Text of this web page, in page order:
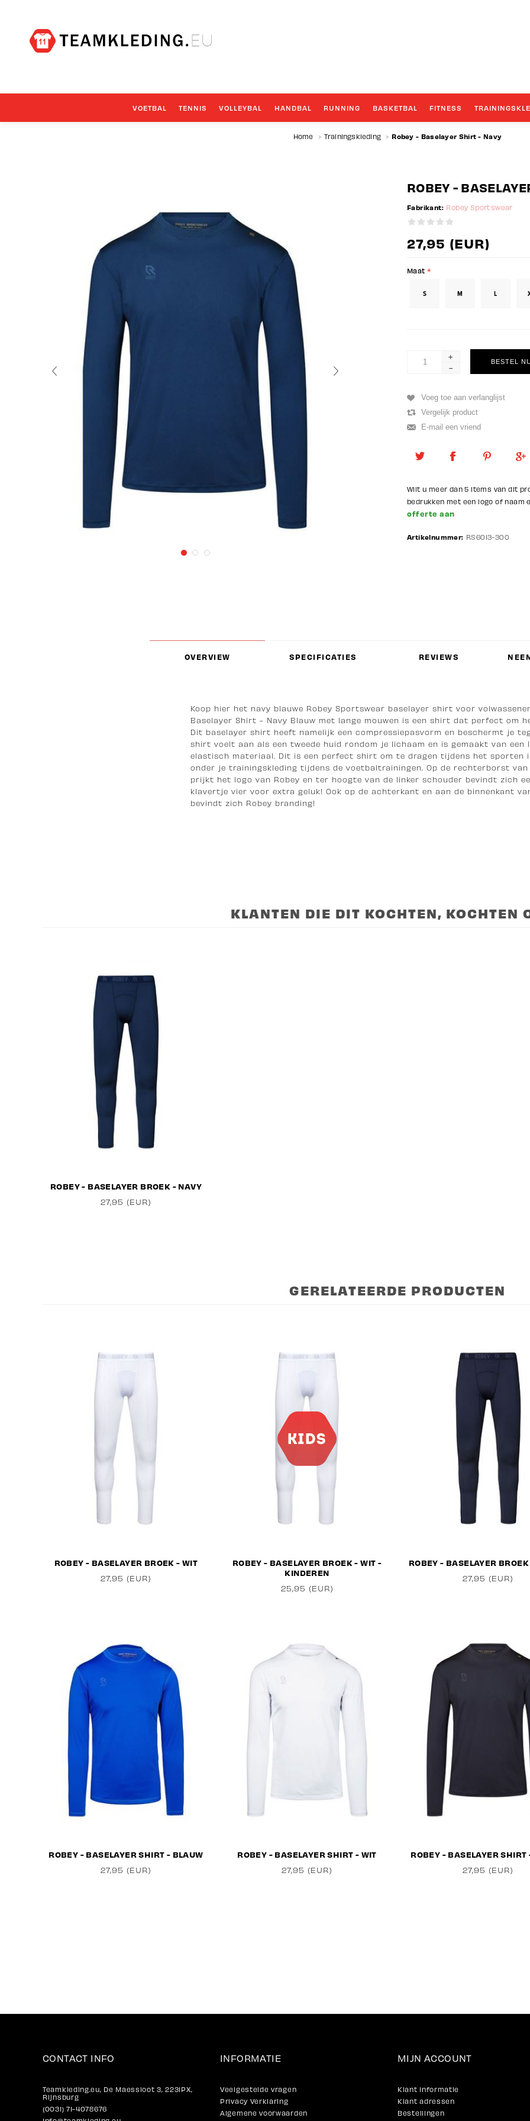
VOETBAL TENNIS VOLLEYBAL HANDBAL RUNNING BASKETBAL FITNESS
Home > Trainingskleding > Robey - Baselayer Shirt - Navy
ROBEY -
Fabrikant: Robey Sportswear
27,95 (EUR)
Maat *
S M L
+
-
Wilt u meer dan 5 items van dit
bedrukken met een logo of naam
offerte aan
Artikelnummer: RS6013-300
OVERVIEW SPECIFICATIES REVIEWS
Koop hier het navy blauwe Robey Sportswear baselayer shirt voor
Baselayer Shirt - Navy Blauw met lange mouwen is een shirt dat perfect om
Dit baselayer shirt heeft namelijk een compressiepasvorm en beschermt je
shirt voelt aan als een tweede huid rondom je lichaam en is gemaakt van een
elastisch materiaal. Dit is een perfect shirt om te dragen tijdens het sporten
onder je trainingskleding tijdens de voetbaltrainingen. Op de rechterborst van
prijkt het logo van Robey en ter hoogte van de linker schouder bevindt zich
klavertje vier voor extra geluk! Ook op de achterkant en aan de binnenkant
bevindt zich Robey branding!
KLANTEN DIE DIT KOCHTEN, KOCHTEN
ROBEY - BASELAYER BROEK - NAVY
27,95 (EUR)
GERELATEERDE PRODUCTEN
ROBEY - BASELAYER BROEK - WIT
27,95 (EUR)
ROBEY - BASELAYER BROEK - WIT -
KINDEREN
25,95 (EUR)
ROBEY - BASELAYER
27,95 (EUR)
ROBEY - BASELAYER SHIRT - BLAUW
27,95 (EUR)
ROBEY - BASELAYER SHIRT - WIT
27,95 (EUR)
ROBEY - BASELAYER SHIRT
27,95 (EUR)
CONTACT INFO
Teamkleding.eu, De Maessloot 3, 2231PX,
Rijnsburg
(0031) 71-4078676
INFORMATIE
Veelgestelde vragen
Privacy Verklaring
Algemene voorwaarden
MIJN ACCOUNT
Klant informatie
Klant adressen
Bestellingen